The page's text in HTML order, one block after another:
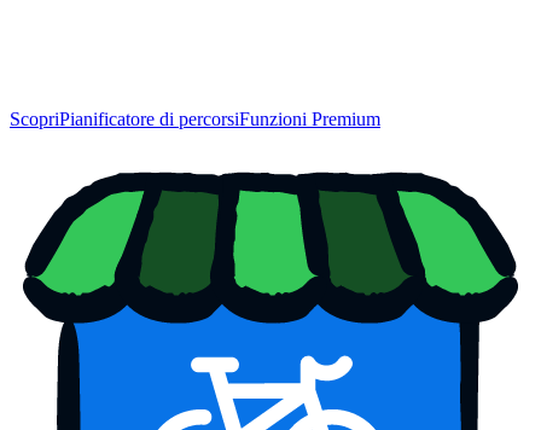
ScopriPianificatore di percorsiFunzioni Premium